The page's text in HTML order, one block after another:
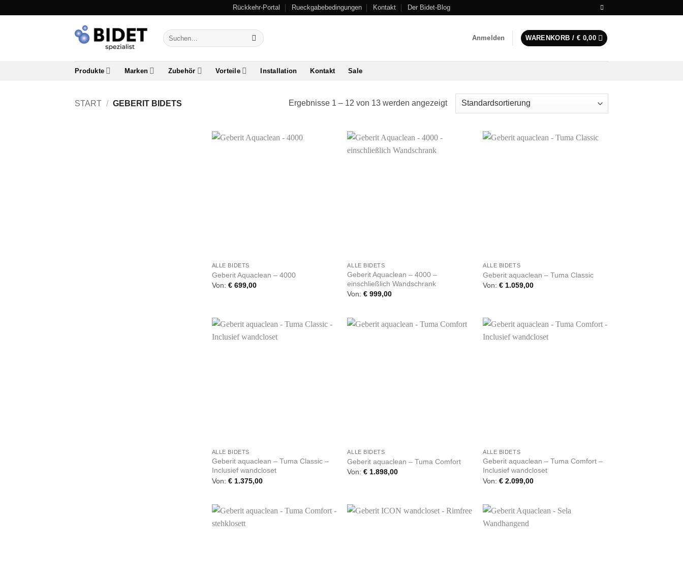
Rückkehr-Portal Rueckgabebedingungen Kontakt Der Bidet-Blog
Suchen
nach:
Anmelden WARENKORB / € 0,00
Produkte Marken Zubehör Vorteile Installation Kontakt Sale
START / GEBERIT BIDETS Ergebnisse 1 – 12 von 13 werden angezeigt
ALLE BIDETS
Geberit Aquaclean – 4000
Von: €699,00
ALLE BIDETS
Geberit Aquaclean – 4000 –
einschließlich Wandschrank
Von:€ 999,00
ALLE BIDETS
Geberit aquaclean – Tuma Classic
Von:€ 1.059,00
ALLE BIDETS
Geberit aquaclean – Tuma Classic –
Inclusief wandcloset
Von: €1.375,00
ALLE BIDETS
Geberit aquaclean – Tuma Comfort
Von:€ 1.898,00
ALLE BIDETS
Geberit aquaclean – Tuma Comfort –
Inclusief wandcloset
Von:€ 2.099,00